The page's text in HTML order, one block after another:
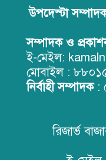
পরিবেশ রক্ষায়
উপদেস্টা
সম্পাদক ও
ই-মেইল:
মোবাইল :
নির্বাহী সম্পাদক:
রিজার্ভ